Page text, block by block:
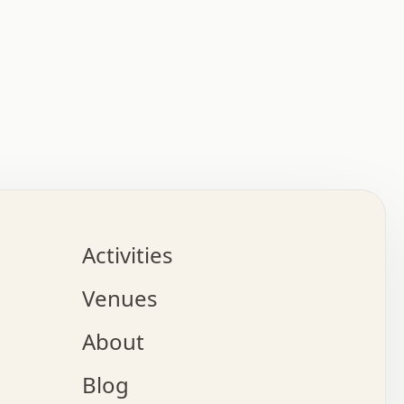
.   .   .   .   .   .   .   .   x   .   .   .   .
o   .   .   .   .   .   .   .   .   x   .   .   .
.   .   .   :   .   .   .   x   .   .   .   :   .
.   .   .   +   .   .   .   .   .   .   .   .   x
.   .   x   .   .   .   .   .   .   :   .   .   .
.   .   .   .   .   +   .   .   .   .   x   .   .
.   .   .   .   x   .   .   o   .   .   .   .   .
.   .   .   .   .   .   .   .   .   .   .   .   .
Activities
Venues
About
Blog